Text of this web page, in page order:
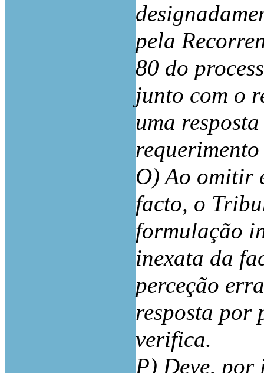
pela
80 do
junto com o
uma
O) Ao omitir
facto, o
formulação
inexata da
perceção
resposta por
verifica.
P) Deve, por